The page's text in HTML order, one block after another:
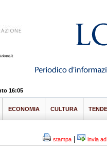
16:05
ECONOMIA CULTURA
stampa invia